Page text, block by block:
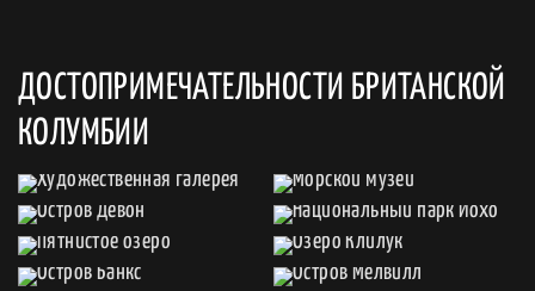
ДОСТОПРИМЕЧАТЕЛЬНОСТИ БРИТАНСКОЙ
КОЛУМБИИ